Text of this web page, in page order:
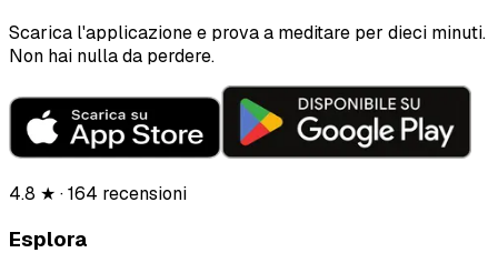
Scarica l'applicazione e prova a meditare per dieci minuti.
Non hai nulla da perdere.
4.8 ★ · 164 recensioni
Esplora